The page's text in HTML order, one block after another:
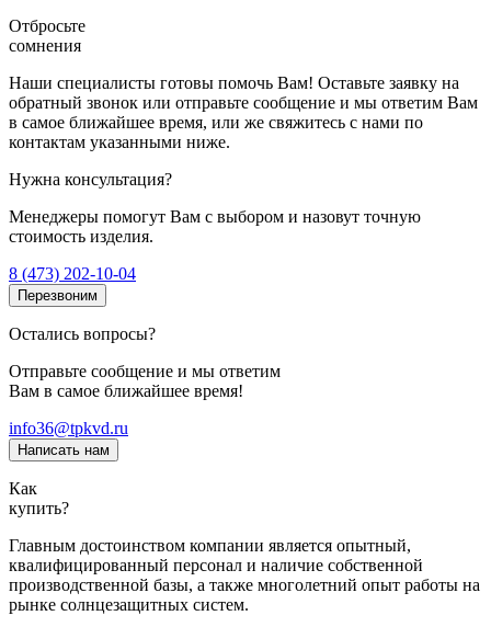
Отбросьте
сомнения
Наши специалисты готовы помочь Вам! Оставьте заявку на
обратный звонок или отправьте сообщение и мы ответим Вам
в самое ближайшее время, или же свяжитесь с нами по
контактам указанными ниже.
Нужна консультация?
Менеджеры помогут Вам с выбором и назовут точную
стоимость изделия.
8 (473) 202-10-04
Перезвоним
Остались вопросы?
Отправьте сообщение и мы ответим
Вам в самое ближайшее время!
info36@tpkvd.ru
Написать нам
Как
купить?
Главным достоинством компании является опытный,
квалифицированный персонал и наличие собственной
производственной базы, а также многолетний опыт работы на
рынке солнцезащитных систем.